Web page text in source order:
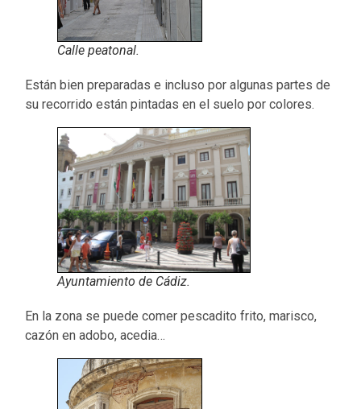
Calle peatonal.
Están bien preparadas e incluso por algunas partes de
su recorrido están pintadas en el suelo por colores.
Ayuntamiento de Cádiz.
En la zona se puede comer pescadito frito, marisco,
cazón en adobo, acedia…